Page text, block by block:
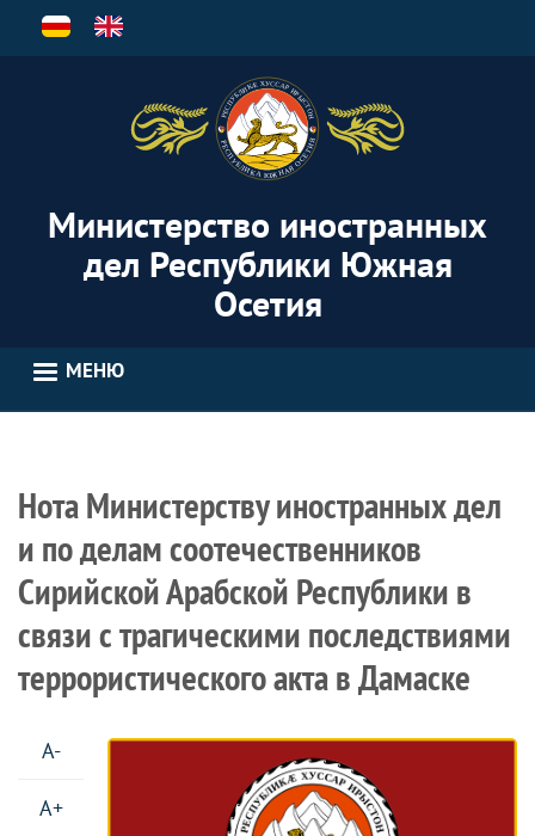
Перейти
Министерство иностранных
дел Республики Южная
Осетия
МЕНЮ
Нота Министерству иностранных дел
и по делам соотечественников
Сирийской Арабской Республики в
связи с трагическими последствиями
террористического акта в Дамаске
A-
A+